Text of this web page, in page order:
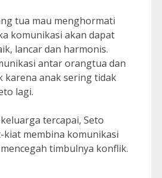
tua mau menghormati
komunikasi akan dapat
lancar dan harmonis.
antar orangtua dan
karena anak sering tidak
lagi.
tercapai, Seto
membina komunikasi
timbulnya konflik.